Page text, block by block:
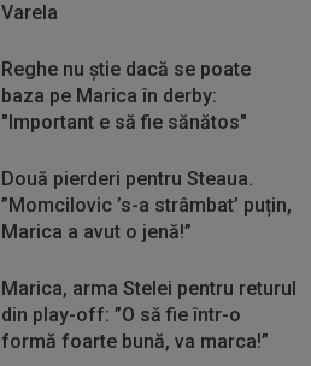
Varela
Reghe nu știe dacă se poate
baza pe Marica în derby:
"Important e să fie sănătos"
Două pierderi pentru Steaua.
”Momcilovic ’s-a strâmbat’ puțin,
Marica a avut o jenă!”
Marica, arma Stelei pentru returul
din play-off: ”O să fie într-o
formă foarte bună, va marca!”